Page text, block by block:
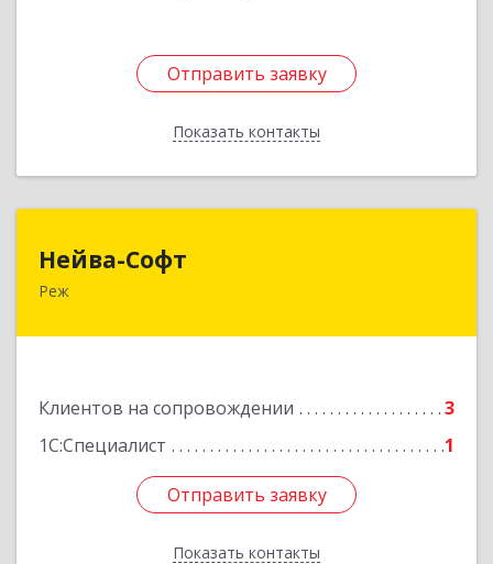
Отправить заявку
Показать контакты
Отправить заявку
Назад
Нейва-Софт
Реж
Клиентов на сопровождении
3
1С:Специалист
1
Отправить заявку
Показать контакты
623750, Свердловская обл, Режевской р-н, Реж
Отправить заявку
Назад